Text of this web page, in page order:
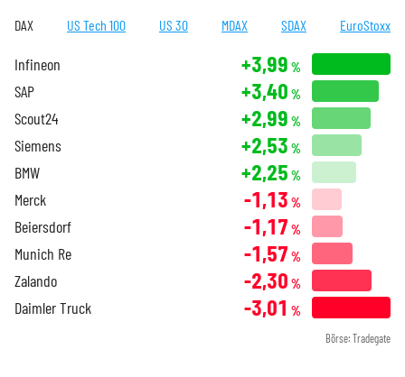
DAX US Tech 100 US 30 MDAX SDAX EuroStoxx
Infineon +3,99 %
SAP +3,40 %
Scout24 +2,99 %
Siemens +2,53 %
BMW +2,25 %
Merck -1,13 %
Beiersdorf -1,17 %
Munich Re -1,57 %
Zalando -2,30 %
Daimler Truck -3,01 %
Börse: Tradegate